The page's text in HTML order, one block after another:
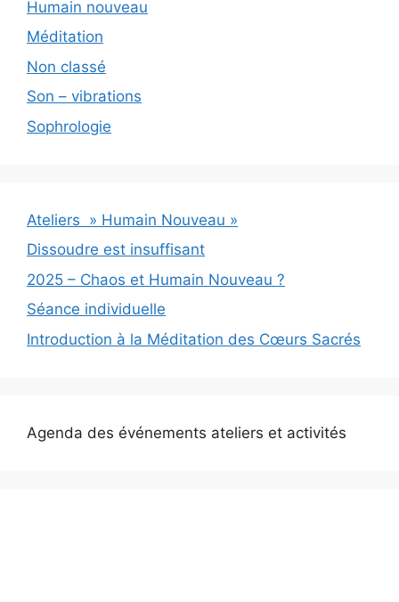
Humain nouveau
Méditation
Non classé
Son – vibrations
Sophrologie
Ateliers » Humain Nouveau »
Dissoudre est insuffisant
2025 – Chaos et Humain Nouveau ?
Séance individuelle
Introduction à la Méditation des Cœurs Sacrés
Agenda des événements ateliers et activités